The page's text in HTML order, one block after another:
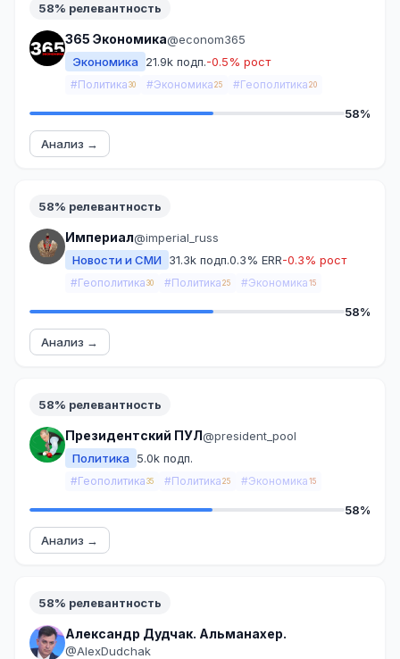
58% релевантность
365 Экономика@econom365
Экономика
21.9k подп.-0.5% рост
#Политика 30 #Экономика 25 #Геополитика 20
58%
Анализ →
58% релевантность
Империал@imperial_russ
Новости и СМИ
31.3k подп.0.3% ERR-0.3% рост
#Геополитика 30 #Политика 25 #Экономика 15
58%
Анализ →
58% релевантность
Президентский ПУЛ@president_pool
Политика
5.0k подп.
#Геополитика 35 #Политика 25 #Экономика 15
58%
Анализ →
58% релевантность
Александр Дудчак. Альманахер.
@AlexDudchak